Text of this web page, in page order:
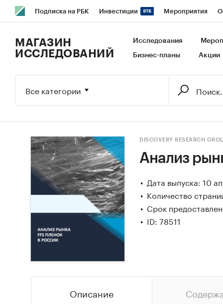
Подписка на РБК Инвестиции Мероприятия
Исследования Кредитные рейтинги Франшизы
МАГАЗИН
ИССЛЕДОВАНИЙ
Исследования
Бизнес-планы Акции
Все категории
DISCOVERY RESEARCH
Анализ
Дата выпуска: 10
Количество
Срок
ID: 78511
Описание